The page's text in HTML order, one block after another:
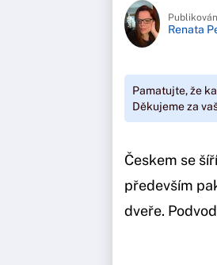
Renata
Pamatujte, že
Děkujeme za
Českem se
především
dveře.